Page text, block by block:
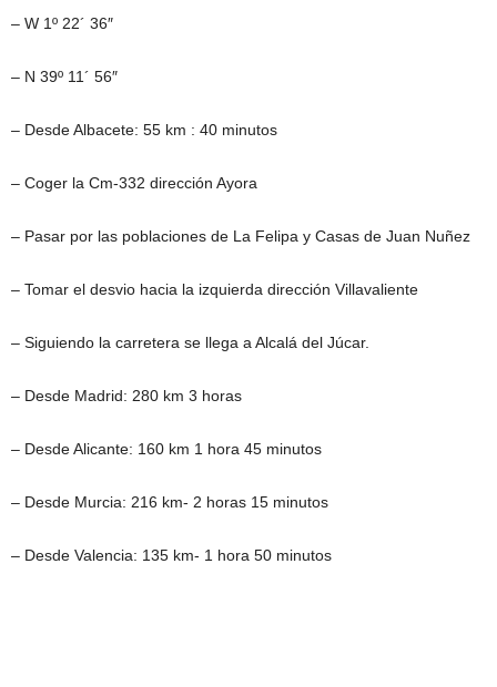
– W 1º 22´ 36″
– N 39º 11´ 56″
– Desde Albacete: 55 km : 40 minutos
– Coger la Cm-332 dirección Ayora
– Pasar por las poblaciones de La Felipa y Casas de Juan Nuñez
– Tomar el desvio hacia la izquierda dirección Villavaliente
– Siguiendo la carretera se llega a Alcalá del Júcar.
– Desde Madrid: 280 km 3 horas
– Desde Alicante: 160 km 1 hora 45 minutos
– Desde Murcia: 216 km- 2 horas 15 minutos
– Desde Valencia: 135 km- 1 hora 50 minutos